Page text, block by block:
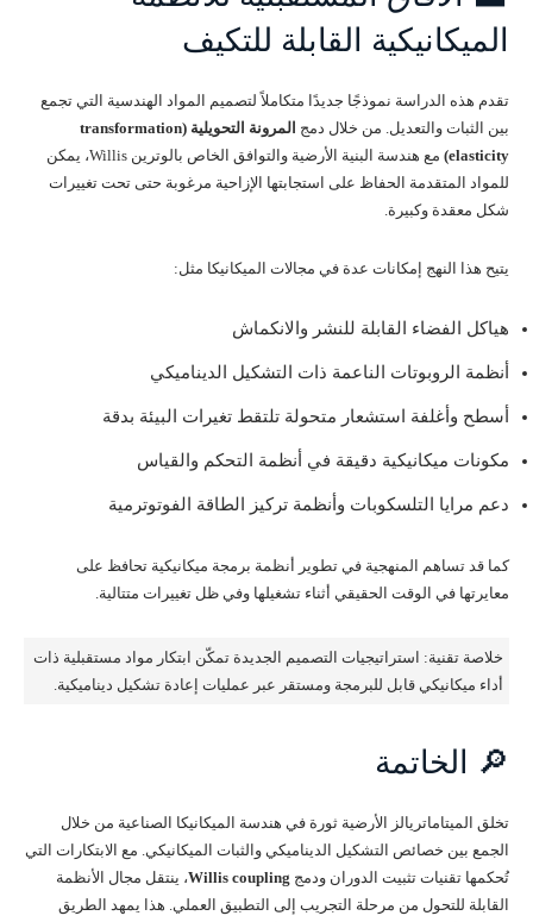
الميكانيكية القابلة للتكيف
تقدم هذه الدراسة نموذجًا جديدًا متكاملاً لتصميم المواد الهندسية التي تجمع
بين الثبات والتعديل. من خلال دمج
المرونة التحويلية (transformation
elasticity)
مع هندسة البنية الأرضية والتوافق الخاص بالوترين Willis، يمكن
للمواد المتقدمة الحفاظ على استجابتها الإزاحية مرغوبة حتى تحت تغييرات
شكل معقدة وكبيرة.
يتيح هذا النهج إمكانات عدة في مجالات الميكانيكا مثل:
هياكل الفضاء القابلة للنشر والانكماش
أنظمة الروبوتات الناعمة ذات التشكيل الديناميكي
أسطح وأغلفة استشعار متحولة تلتقط تغيرات البيئة بدقة
مكونات ميكانيكية دقيقة في أنظمة التحكم والقياس
دعم مرايا التلسكوبات وأنظمة تركيز الطاقة الفوتوترمية
كما قد تساهم المنهجية في تطوير أنظمة برمجة ميكانيكية تحافظ على
معايرتها في الوقت الحقيقي أثناء تشغيلها وفي ظل تغييرات متتالية.
خلاصة تقنية: استراتيجيات التصميم الجديدة تمكّن ابتكار مواد مستقبلية ذات
أداء ميكانيكي قابل للبرمجة ومستقر عبر عمليات إعادة تشكيل ديناميكية.
🔎 الخاتمة
تخلق الميتاماتريالز الأرضية ثورة في هندسة الميكانيكا الصناعية من خلال
الجمع بين خصائص التشكيل الديناميكي والثبات الميكانيكي. مع الابتكارات التي
تُحكمها تقنيات تثبيت الدوران ودمج Willis coupling، ينتقل مجال الأنظمة
القابلة للتحول من مرحلة التجريب إلى التطبيق العملي. هذا يمهد الطريق